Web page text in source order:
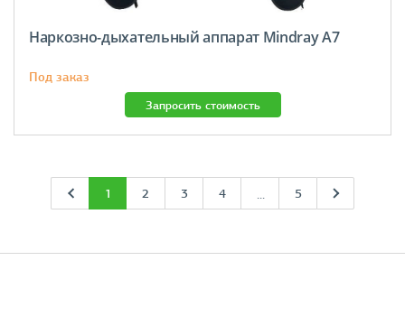
Наркозно-дыхательный аппарат Mindray А7
Под заказ
Запросить стоимость
1 2 3 4 ... 5